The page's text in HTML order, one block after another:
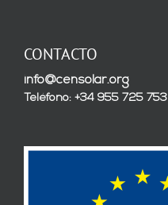
CONTACTO
info@censolar.org
Teléfono: +34 955 725 753